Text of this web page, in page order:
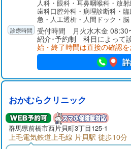
人科・眼科・耳鼻咽喉科・放
歯科口腔外科・病理診断科・
急・人工透析・人間ドック・脳
受付時間 月火水木金
紹介･予約制 科目によって
始・終了時間は直接の確認
おかむらクリニック
群馬県前橋市西片貝町3丁目125-1
上毛電気鉄道上毛線 片貝駅 徒歩10分